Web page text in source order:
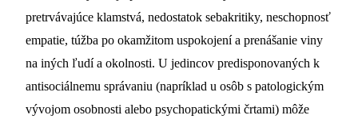
pretrvávajúce klamstvá, nedostatok sebakritiky, neschopnosť
empatie, túžba po okamžitom uspokojení a prenášanie viny
na iných ľudí a okolnosti. U jedincov predisponovaných k
antisociálnemu správaniu (napríklad u osôb s patologickým
vývojom osobnosti alebo psychopatickými črtami) môže